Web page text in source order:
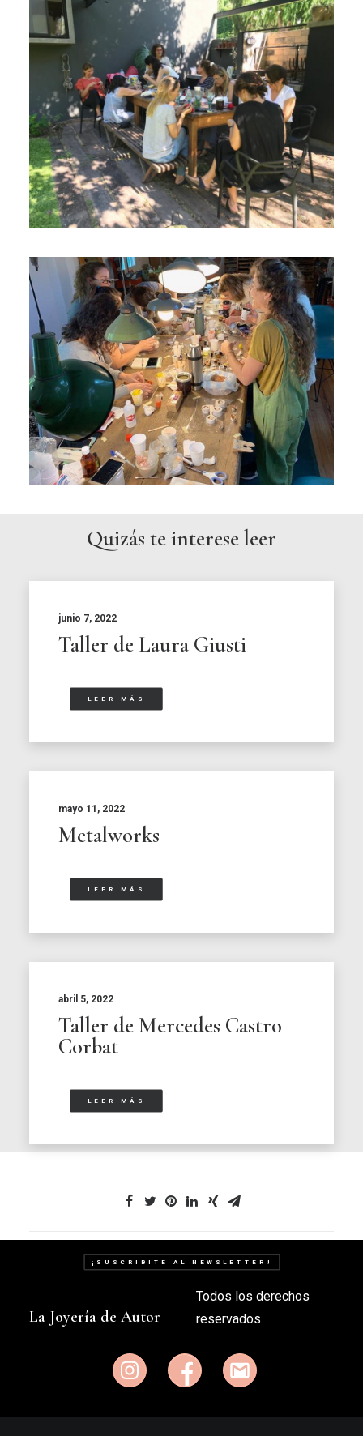
Quizás te interese leer
junio 7, 2022
Taller de Laura Giusti
LEER MÁS
mayo 11, 2022
Metalworks
LEER MÁS
abril 5, 2022
Taller de Mercedes Castro
Corbat
LEER MÁS
¡SUSCRIBITE AL NEWSLETTER!
La Joyería de Autor
Todos los derechos
reservados